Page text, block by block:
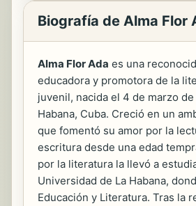
Biografía de Alma Flor
Alma Flor Ada es una
educadora y promotora de la
juvenil, nacida el 4 de marzo de
Habana, Cuba. Creció en un
que fomentó su amor por la
escritura desde una edad
por la literatura la llevó a
Universidad de La Habana,
Educación y Literatura. Tras la